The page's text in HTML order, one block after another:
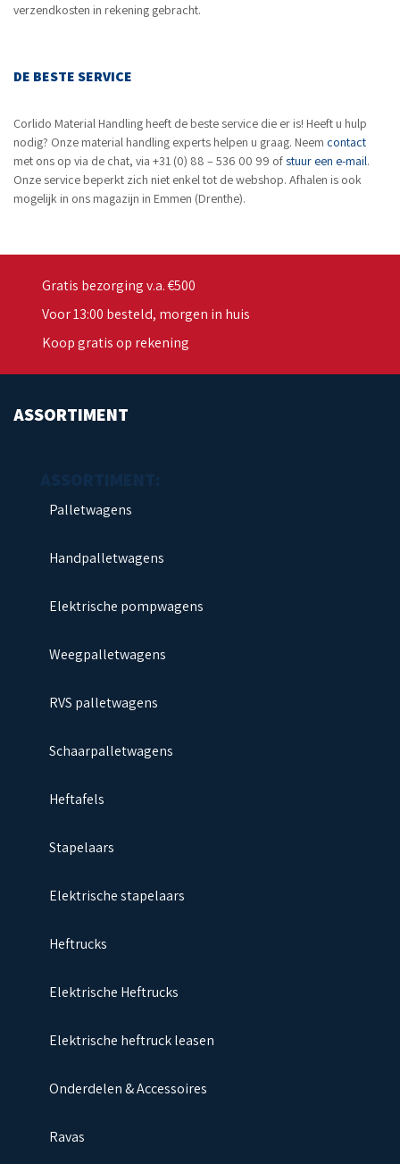
verzendkosten in rekening gebracht.
DE BESTE SERVICE
Corlido Material Handling heeft de beste service die er is! Heeft u hulp
nodig? Onze material handling experts helpen u graag. Neem contact
met ons op via de chat, via +31 (0) 88 – 536 00 99 ofstuur een e-mail.
Onze service beperkt zich niet enkel tot de webshop. Afhalen is ook
mogelijk in ons magazijn in Emmen (Drenthe).
Gratis bezorging v.a. €500
Voor 13:00 besteld, morgen in huis
Koop gratis op rekening
ASSORTIMENT
Palletwagens
Handpalletwagens
Elektrische pompwagens
Weegpalletwagens
RVS palletwagens
Schaarpalletwagens
Heftafels
Stapelaars
Elektrische stapelaars
Heftrucks
Elektrische Heftrucks
Elektrische heftruck leasen
Onderdelen & Accessoires
Ravas